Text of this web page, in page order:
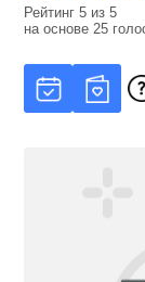
Рейтинг5 из5
на основе 25